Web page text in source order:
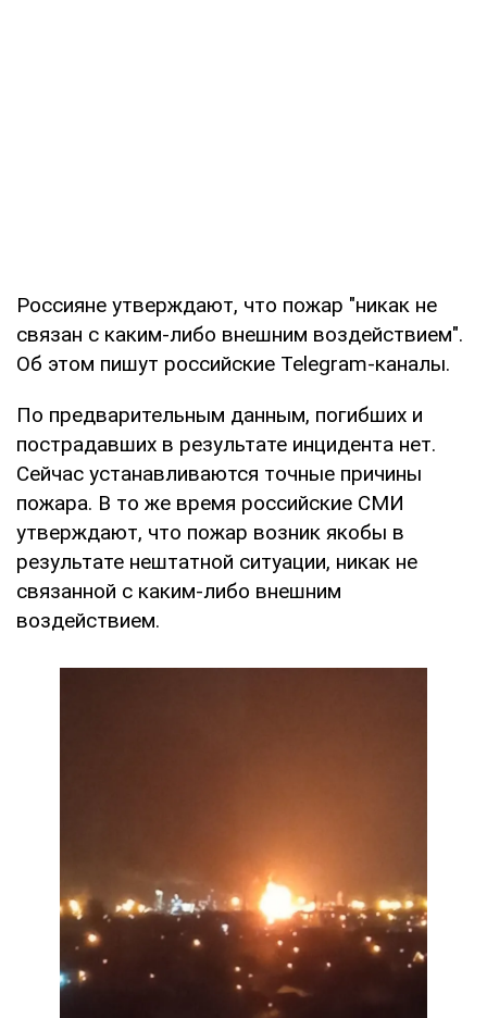
Россияне утверждают, что пожар "никак не
связан с каким-либо внешним воздействием".
Об этом пишут российские Telegram-каналы.
По предварительным данным, погибших и
пострадавших в результате инцидента нет.
Сейчас устанавливаются точные причины
пожара. В то же время российские СМИ
утверждают, что пожар возник якобы в
результате нештатной ситуации, никак не
связанной с каким-либо внешним
воздействием.